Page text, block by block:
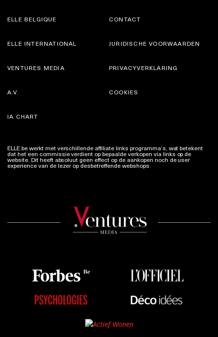
ELLE BELGIQUE CONTACT
ELLE INTERNATIONAL
VENTURES MEDIA
JURIDISCHE VOORWAARDEN
PRIVACYVERKLARING
A.V.
IA CHART
COOKIES
ELLE.be werkt met verschillende affiliate links programma’s, wat betekent
dat het een commissie verdient op bepaalde verkopen via links op de
website. Dit heeft absoluut geen effect op de aankopen noch de user
experience van de lezer op desbetreffende webshops.